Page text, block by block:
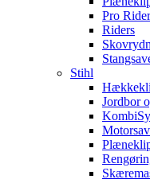
Pro
Riders
Stihl
Jordbor